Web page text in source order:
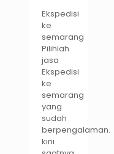
Ekspedisi
ke
semarang
Pilihlah
jasa
Ekspedisi
ke
semarang
yang
sudah
berpengalaman.
kini